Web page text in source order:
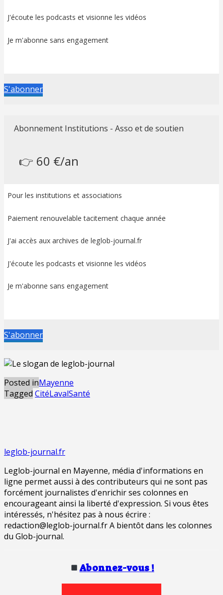
J'écoute les podcasts et visionne les vidéos
Je m'abonne sans engagement
S'abonner
Abonnement Institutions - Asso et de soutien
👉 60 €/an
Pour les institutions et associations
Paiement renouvelable tacitement chaque année
J'ai accès aux archives de leglob-journal.fr
J'écoute les podcasts et visionne les vidéos
Je m'abonne sans engagement
S'abonner
Posted inMayenne
Tagged CitéLavalSanté
leglob-journal.fr
Leglob-journal en Mayenne, média d'informations en
ligne permet aussi à des contributeurs qui ne sont pas
forcément journalistes d'enrichir ses colonnes en
encourageant ainsi la liberté d'expression. Si vous êtes
intéressés, n'hésitez pas à nous écrire :
redaction@leglob-journal.fr A bientôt dans les colonnes
du Glob-journal.
Abonnez-vous !